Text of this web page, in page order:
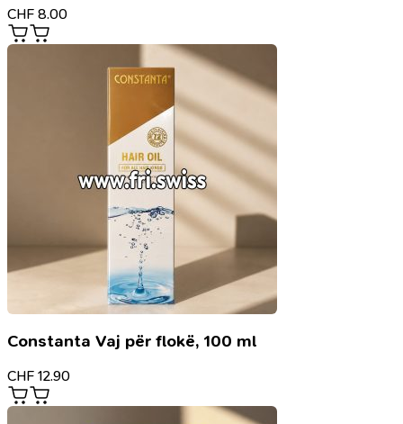
CHF 8.00
Constanta Vaj për flokë, 100 ml
CHF 12.90